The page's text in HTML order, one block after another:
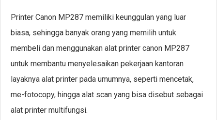
Printer Canon MP287 memiliki keunggulan yang luar
biasa, sehingga banyak orang yang memilih untuk
membeli dan menggunakan alat printer canon MP287
untuk membantu menyelesaikan pekerjaan kantoran
layaknya alat printer pada umumnya, seperti mencetak,
me-fotocopy, hingga alat scan yang bisa disebut sebagai
alat printer multifungsi.